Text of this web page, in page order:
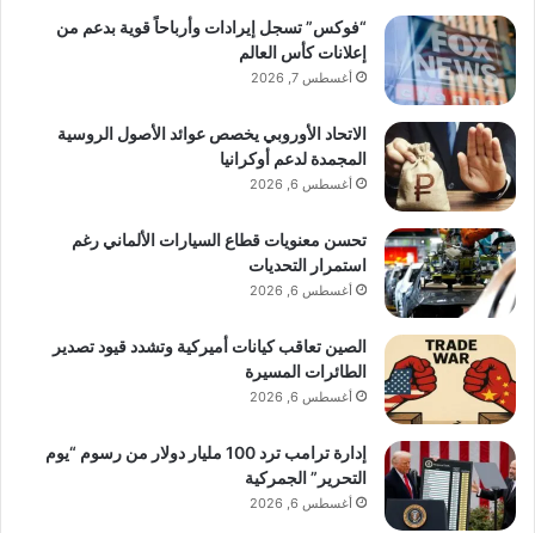
“فوكس” تسجل إيرادات وأرباحاً قوية بدعم من
إعلانات كأس العالم
أغسطس 7, 2026
الاتحاد الأوروبي يخصص عوائد الأصول الروسية
المجمدة لدعم أوكرانيا
أغسطس 6, 2026
تحسن معنويات قطاع السيارات الألماني رغم
استمرار التحديات
أغسطس 6, 2026
الصين تعاقب كيانات أميركية وتشدد قيود تصدير
الطائرات المسيرة
أغسطس 6, 2026
إدارة ترامب ترد 100 مليار دولار من رسوم “يوم
التحرير” الجمركية
أغسطس 6, 2026